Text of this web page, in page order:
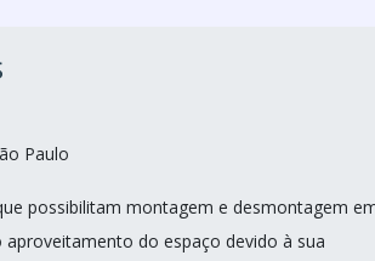
Paulo
possibilitam montagem e desmontagem
do espaço devido à sua